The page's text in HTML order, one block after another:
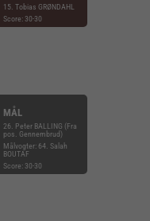
15. Tobias GRØNDAHL
Score: 30-30
MÅL
26. Peter BALLING (Fra
pos. Gennembrud)
Målvogter: 64. Salah
BOUTAF
Score: 30-30